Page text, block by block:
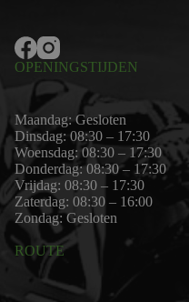
OPENINGSTIJDEN
Maandag: Gesloten
Dinsdag: 08:30 – 17:30
Woensdag: 08:30 – 17:30
Donderdag: 08:30 – 17:30
Vrijdag: 08:30 – 17:30
Zaterdag: 08:30 – 16:00
Zondag: Gesloten
ROUTE